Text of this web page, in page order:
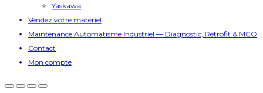
Yaskawa
Vendez votre matériel
Maintenance Automatisme Industriel — Diagnostic, Rétrofit & MCO
Contact
Mon compte